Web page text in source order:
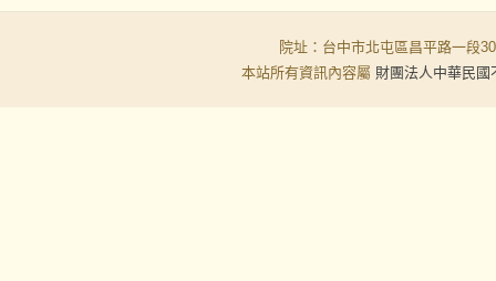
院址：台中市北屯區昌平路一
本站所有資訊內容屬 財團法人中華民國